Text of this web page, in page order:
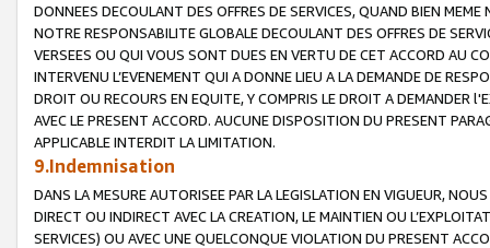
DONNEES DECOULANT DES OFFRES DE SERVICES, QUAND BIEN
NOTRE RESPONSABILITE GLOBALE DECOULANT DES OFFRES DE
VERSEES OU QUI VOUS SONT DUES EN VERTU DE CET ACCORD AU
INTERVENU L’EVENEMENT QUI A DONNE LIEU A LA DEMANDE DE
DROIT OU RECOURS EN EQUITE, Y COMPRIS LE DROIT A DEMANDER
AVEC LE PRESENT ACCORD. AUCUNE DISPOSITION DU PRESENT
APPLICABLE INTERDIT LA LIMITATION.
9.Indemnisation
DANS LA MESURE AUTORISEE PAR LA LEGISLATION EN VIGUEUR,
DIRECT OU INDIRECT AVEC LA CREATION, LE MAINTIEN OU
SERVICES) OU AVEC UNE QUELCONQUE VIOLATION DU PRESENT